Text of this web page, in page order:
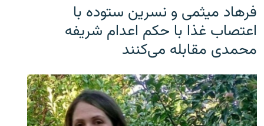
فرهاد میثمی و نسرین ستوده با
اعتصاب غذا با حکم اعدام شریفه
محمدی مقابله می‌کنند